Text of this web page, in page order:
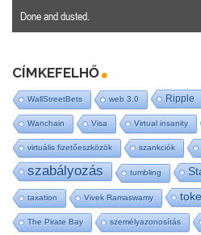
Done and dusted.
CÍMKEFELHŐ
WallStreetBets web 3.0 Ripple
Wanchain Visa Virtual insanity
virtuális fizetőeszközök szankciók
szabályozás tumbling
taxation Vivek Ramaswamy
The Pirate Bay személyazonosítás